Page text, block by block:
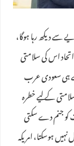
سے دیکھ رہا ہوگا،
اس کی سلامتی
ہی سعودی عرب
کے لیے خطرہ
کو جنم دے سکتی
ہوسکتا، امریکہ